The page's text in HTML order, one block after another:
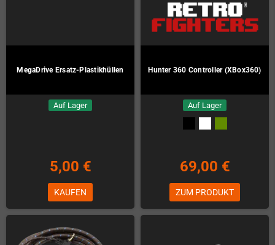
MegaDrive Ersatz-Plastikhüllen
Auf Lager
5,00 €
KAUFEN
Hunter 360 Controller (XBox360)
Auf Lager
69,00 €
ZUM PRODUKT